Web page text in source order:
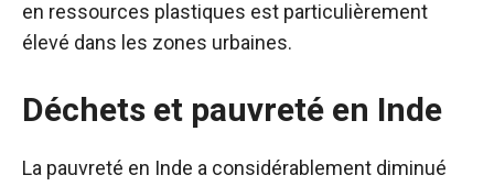
en ressources plastiques est particulièrement
élevé dans les zones urbaines.
Déchets et pauvreté en Inde
La pauvreté en Inde a considérablement diminué